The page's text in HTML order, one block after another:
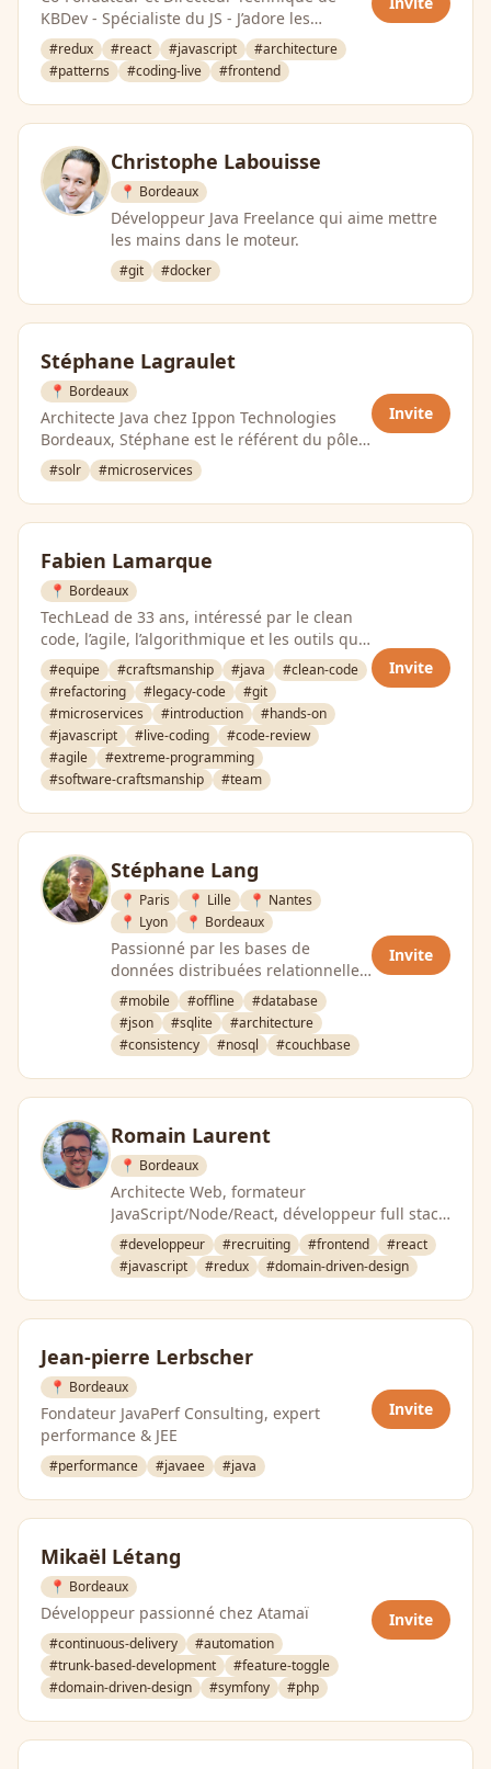
KBDev - Spécialiste du JS - J’adore les
peluches
#redux #react #javascript
#architecture
#patterns
#coding-live #frontend
Christophe Labouisse
📍 Bordeaux
Développeur Java Freelance qui aime mettre
les mains dans le moteur.
#git #docker
Stéphane Lagraulet
📍 Bordeaux
Architecte Java chez Ippon Technologies
Bordeaux, Stéphane est le référent du pôle
conseil pour la région Sud Ouest. Il …
#solr #microservices
Invite
Fabien Lamarque
📍 Bordeaux
TechLead de 33 ans, intéressé par le clean
code, l’agile, l’algorithmique et les outils qui
simplifient la …
#equipe #craftsmanship #java
#clean-code
#refactoring
#legacy-code
#git
#microservices
#introduction
#hands-on
#javascript
#live-coding
#code-review
#agile
#extreme-programming
#software-craftsmanship
#team
Invite
Stéphane Lang
📍 Paris 📍 Lille
📍 Nantes
📍 Lyon
📍 Bordeaux
Passionné par les bases de
données distribuées relationnelles
et noSQL | Ingénieur solutions
chez Couchbase
#mobile #offline
#database
#json
#sqlite
#architecture
#consistency
#nosql #couchbase
Invite
Romain Laurent
📍 Bordeaux
Architecte Web, formateur
JavaScript/Node/React, développeur full stack
et nouveau software craftsman
#developpeur #recruiting #frontend
#react
#javascript
#redux #domain-driven-design
Jean-pierre Lerbscher
📍 Bordeaux
Fondateur JavaPerf Consulting, expert
performance & JEE
#performance #javaee #java
Invite
Mikaël Létang
📍 Bordeaux
Développeur passionné chez Atamaï
#continuous-delivery
#automation
#trunk-based-development
#feature-toggle
#domain-driven-design
#symfony #php
Invite